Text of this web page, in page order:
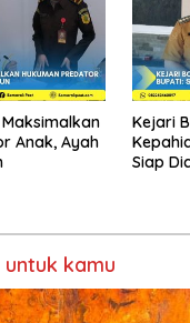
Anak, Ayah
Kejari
Siap
kamu